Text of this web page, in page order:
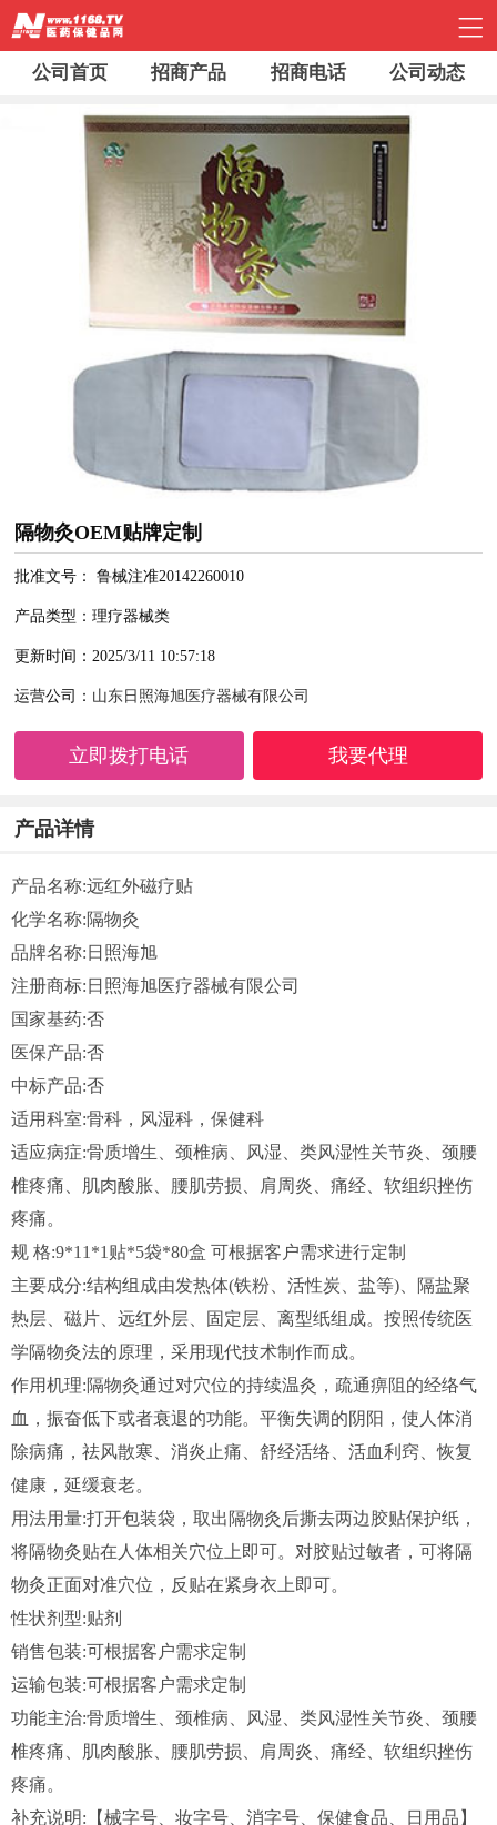
公司首页 招商产品 招商电话 公司动态
隔物灸OEM贴牌定制
批准文号： 鲁械注准20142260010
产品类型：理疗器械类
更新时间：2025/3/11 10:57:18
运营公司： 山东日照海旭医疗器械有限公司
立即拨打电话 我要代理
产品详情
产品名称:远红外磁疗贴
化学名称:隔物灸
品牌名称:日照海旭
注册商标:日照海旭医疗器械有限公司
国家基药:否
医保产品:否
中标产品:否
适用科室:骨科，风湿科，保健科
适应病症:骨质增生、颈椎病、风湿、类风湿性关节炎、颈腰
椎疼痛、肌肉酸胀、腰肌劳损、肩周炎、痛经、软组织挫伤
疼痛。
规 格:9*11*1贴*5袋*80盒 可根据客户需求进行定制
主要成分:结构组成由发热体(铁粉、活性炭、盐等)、隔盐聚
热层、磁片、远红外层、固定层、离型纸组成。按照传统医
学隔物灸法的原理，采用现代技术制作而成。
作用机理:隔物灸通过对穴位的持续温灸，疏通痹阻的经络气
血，振奋低下或者衰退的功能。平衡失调的阴阳，使人体消
除病痛，祛风散寒、消炎止痛、舒经活络、活血利窍、恢复
健康，延缓衰老。
用法用量:打开包装袋，取出隔物灸后撕去两边胶贴保护纸，
将隔物灸贴在人体相关穴位上即可。对胶贴过敏者，可将隔
物灸正面对准穴位，反贴在紧身衣上即可。
性状剂型:贴剂
销售包装:可根据客户需求定制
运输包装:可根据客户需求定制
功能主治:骨质增生、颈椎病、风湿、类风湿性关节炎、颈腰
椎疼痛、肌肉酸胀、腰肌劳损、肩周炎、痛经、软组织挫伤
疼痛。
补充说明:【械字号、妆字号、消字号、保健食品、日用品】